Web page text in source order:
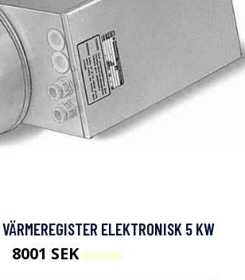
ELEKTRONISK 5 KW
8001 SEK8890 SEK